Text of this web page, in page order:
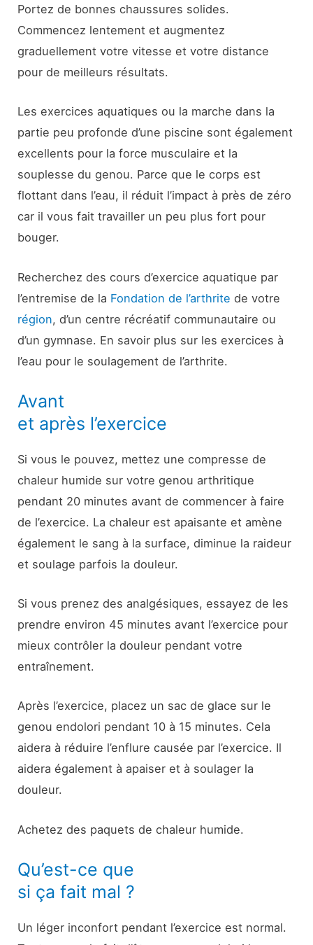
Portez de bonnes chaussures solides.
Commencez lentement et augmentez
graduellement votre vitesse et votre distance
pour de meilleurs résultats.
Les exercices aquatiques ou la marche dans la
partie peu profonde d’une piscine sont également
excellents pour la force musculaire et la
souplesse du genou. Parce que le corps est
flottant dans l’eau, il réduit l’impact à près de zéro
car il vous fait travailler un peu plus fort pour
bouger.
Recherchez des cours d’exercice aquatique par
l’entremise de la Fondation de l’arthrite de votre
région, d’un centre récréatif communautaire ou
d’un gymnase. En savoir plus sur les exercices à
l’eau pour le soulagement de l’arthrite.
Avant
et après l’exercice
Si vous le pouvez, mettez une compresse de
chaleur humide sur votre genou arthritique
pendant 20 minutes avant de commencer à faire
de l’exercice. La chaleur est apaisante et amène
également le sang à la surface, diminue la raideur
et soulage parfois la douleur.
Si vous prenez des analgésiques, essayez de les
prendre environ 45 minutes avant l’exercice pour
mieux contrôler la douleur pendant votre
entraînement.
Après l’exercice, placez un sac de glace sur le
genou endolori pendant 10 à 15 minutes. Cela
aidera à réduire l’enflure causée par l’exercice. Il
aidera également à apaiser et à soulager la
douleur.
Achetez des paquets de chaleur humide.
Qu’est-ce que
si ça fait mal ?
Un léger inconfort pendant l’exercice est normal.